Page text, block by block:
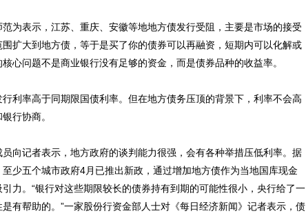
表示，江苏、重庆、安徽等地地方债发行受阻，主要是市场的接受
扩大到地方债，等于是买了你的债券可以再融资，短期内可以化解或
心问题不是商业银行没有足够的资金，而是债券品种的收益率。
率高于同期限国债利率。但在地方债务压顶的背景下，利率不会高
行协商。
记者表示，地方政府的谈判能力很强，会有各种举措压低利率。据
少五个城市政府4月已推出新政，通过增加地方债作为当地国库现金
力。“银行对这些期限较长的债券持有到期的可能性很小，央行给了一
有帮助的。”一家股份行资金部人士对《每日经济新闻》记者表示，债